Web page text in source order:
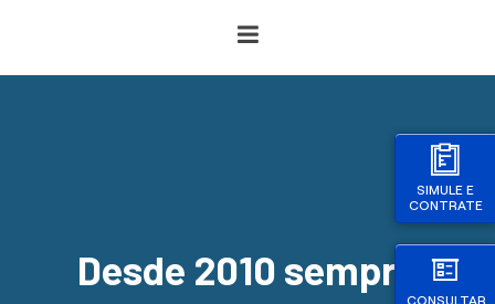
SIMULE E
CONTRATE
CONSULTAR
Desde 2010 sempre